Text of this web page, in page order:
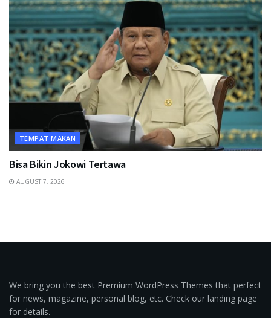
TEMPAT MAKAN
Bisa Bikin Jokowi Tertawa
AUGUST 7, 2026
We bring you the best Premium WordPress Themes that perfect
for news, magazine, personal blog, etc. Check our landing page
for details.